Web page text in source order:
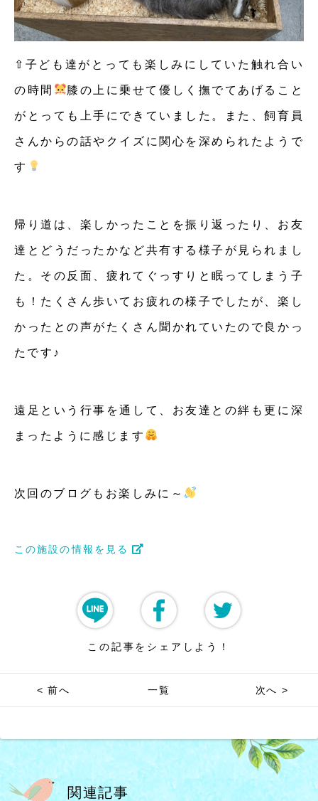
⇧子ども達がとっても楽しみにしていた触れ合い
の時間 膝の上に乗せて優しく撫でてあげること
がとっても上手にできていました。また、飼育員
さんからの話やクイズに関心を深められたようで
す
帰り道は、楽しかったことを振り返ったり、お友
達とどうだったかなど共有する様子が見られまし
た。その反面、疲れてぐっすりと眠ってしまう子
も！たくさん歩いてお疲れの様子でしたが、楽し
かったとの声がたくさん聞かれていたので良かっ
たです♪
遠足という行事を通して、お友達との絆も更に深
まったように感じます
次回のブログもお楽しみに～
この施設の情報を見る
この記事をシェアしよう！
< 前へ 一覧 次へ >
関連記事